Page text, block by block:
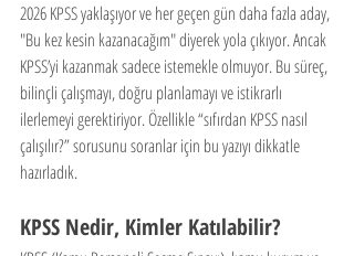
2026 KPSS yaklaşıyor ve her geçen gün daha fazla aday,
"Bu kez kesin kazanacağım" diyerek yola çıkıyor. Ancak
KPSS’yi kazanmak sadece istemekle olmuyor. Bu süreç,
bilinçli çalışmayı, doğru planlamayı ve istikrarlı
ilerlemeyi gerektiriyor. Özellikle “sıfırdan KPSS nasıl
çalışılır?” sorusunu soranlar için bu yazıyı dikkatle
hazırladık.
KPSS Nedir, Kimler Katılabilir?